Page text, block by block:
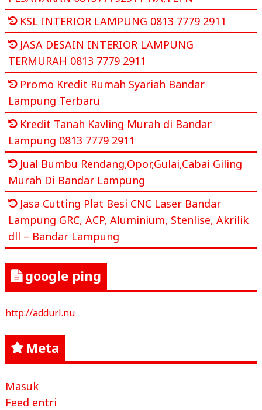
KSL INTERIOR LAMPUNG 0813 7779 2911
JASA DESAIN INTERIOR LAMPUNG
TERMURAH 0813 7779 2911
Promo Kredit Rumah Syariah Bandar
Lampung Terbaru
Kredit Tanah Kavling Murah di Bandar
Lampung 0813 7779 2911
Jual Bumbu Rendang,Opor,Gulai,Cabai Giling
Murah Di Bandar Lampung
Jasa Cutting Plat Besi CNC Laser Bandar
Lampung GRC, ACP, Aluminium, Stenlise, Akrilik
dll – Bandar Lampung
google ping
http://addurl.nu
Meta
Masuk
Feed entri